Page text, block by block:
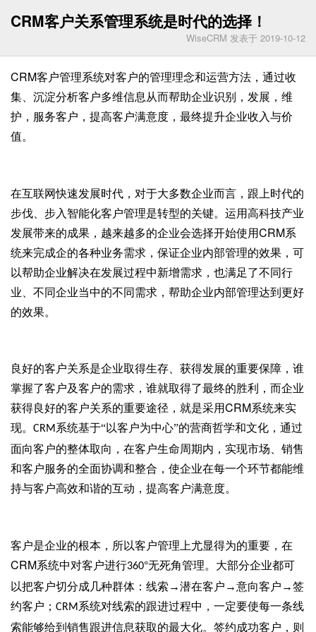
CRM客户关系管理系统是时代的选择！
WiseCRM 发表于 2019-10-12
CRM客户管理系统对客户的管理理念和运营方法，通过收
集、沉淀分析客户多维信息从而帮助企业识别，发展，维
护，服务客户，提高客户满意度，最终提升企业收入与价
值。
在互联网快速发展时代，对于大多数企业而言，跟上时代的
步伐、步入智能化客户管理是转型的关键。运用高科技产业
发展带来的成果，越来越多的企业会选择开始使用CRM系
统来完成企的各种业务需求， 保证企业内部管理的效果，可
以帮助企业解决在发展过程中新增需求，也满足了不同行
业、不同企业当中的不同需求，帮助企业内部管理达到更好
的效果。
良好的客户关系是企业取得生存、获得发展的重要保障，谁
掌握了客户及客户的需求，谁就取得了最终的胜利，而企业
获得良好的客户关系的重要途径，就是采用CRM系统来实
现。 CRM系统基于“以客户为中心”的营商哲学和文化，通过
面向客户的整体取向，在客户生命周期内，实现市场、销售
和客户服务的全面协调和整合，使企业在每一个环节都能维
持与客户高效和谐的互动，提高客户满意度。
客户是企业的根本，所以客户管理上尤显得为的重要，在
CRM系统中对客户进行360°无死角管理。大部分企业都可
以把客户切分成几种群体：线索→潜在客户→意向客户→签
约客户； CRM系统对线索的跟进过程中，一定要使每一条线
索能够给到销售跟进信息获取的最大化。签约成功客户，则